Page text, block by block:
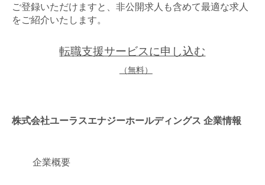
半導体
金属・素材
ご登録いただけますと、非公開求人も含めて最適な求人
をご紹介いたします。
転職支援サービスに申し込む
（無料）
株式会社ユーラスエナジーホールディングス 企業情報
企業概要